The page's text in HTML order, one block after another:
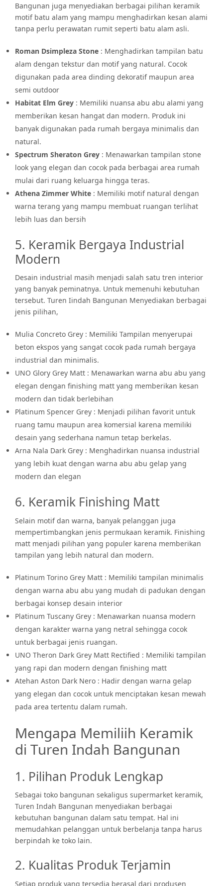
Bangunan juga menyediakan berbagai pilihan keramik
motif batu alam yang mampu menghadirkan kesan alami
tanpa perlu perawatan rumit seperti batu alam asli.
Roman Dsimpleza Stone : Menghadirkan tampilan batu
alam dengan tekstur dan motif yang natural. Cocok
digunakan pada area dinding dekoratif maupun area
semi outdoor
Habitat Elm Grey : Memiliki nuansa abu abu alami yang
memberikan kesan hangat dan modern. Produk ini
banyak digunakan pada rumah bergaya minimalis dan
natural.
Spectrum Sheraton Grey : Menawarkan tampilan stone
look yang elegan dan cocok pada berbagai area rumah
mulai dari ruang keluarga hingga teras.
Athena Zimmer White : Memiliki motif natural dengan
warna terang yang mampu membuat ruangan terlihat
lebih luas dan bersih
5. Keramik Bergaya Industrial
Modern
Desain industrial masih menjadi salah satu tren interior
yang banyak peminatnya. Untuk memenuhi kebutuhan
tersebut. Turen Iindah Bangunan Menyediakan berbagai
jenis pilihan,
Mulia Concreto Grey : Memiliki Tampilan menyerupai
beton ekspos yang sangat cocok pada rumah bergaya
industrial dan minimalis.
UNO Glory Grey Matt : Menawarkan warna abu abu yang
elegan dengan finishing matt yang memberikan kesan
modern dan tidak berlebihan
Platinum Spencer Grey : Menjadi pilihan favorit untuk
ruang tamu maupun area komersial karena memiliki
desain yang sederhana namun tetap berkelas.
Arna Nala Dark Grey : Menghadirkan nuansa industrial
yang lebih kuat dengan warna abu abu gelap yang
modern dan elegan
6. Keramik Finishing Matt
Selain motif dan warna, banyak pelanggan juga
mempertimbangkan jenis permukaan keramik. Finishing
matt menjadi pilihan yang populer karena memberikan
tampilan yang lebih natural dan modern.
Platinum Torino Grey Matt : Memiliki tampilan minimalis
dengan warna abu abu yang mudah di padukan dengan
berbagai konsep desain interior
Platinum Tuscany Grey : Menawarkan nuansa modern
dengan karakter warna yang netral sehingga cocok
untuk berbagai jenis ruangan.
UNO Theron Dark Grey Matt Rectified : Memiliki tampilan
yang rapi dan modern dengan finishing matt
Atehan Aston Dark Nero : Hadir dengan warna gelap
yang elegan dan cocok untuk menciptakan kesan mewah
pada area tertentu dalam rumah.
Mengapa Memiliih Keramik
di Turen Indah Bangunan
1. Pilihan Produk Lengkap
Sebagai toko bangunan sekaligus supermarket keramik,
Turen Indah Bangunan menyediakan berbagai
kebutuhan bangunan dalam satu tempat. Hal ini
memudahkan pelanggan untuk berbelanja tanpa harus
berpindah ke toko lain.
2. Kualitas Produk Terjamin
Setiap produk yang tersedia berasal dari produsen